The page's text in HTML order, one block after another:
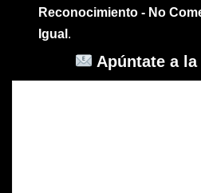
Reconocimiento - No
Igual .
Apúntate a